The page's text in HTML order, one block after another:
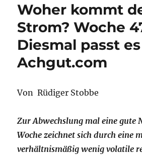
Woher kommt
Strom? Woche
Diesmal passt
Achgut.com
Von Rüdiger Stobbe
Zur Abwechslung mal eine gute
Woche zeichnet sich durch eine
verhältnismäßig wenig volatile